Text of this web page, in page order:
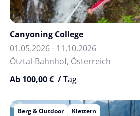
Canyoning College
01.05.2026 - 11.10.2026
Ötztal-Bahnhof, Österreich
Ab 100,00 € /Tag
Berg & Outdoor Klettern